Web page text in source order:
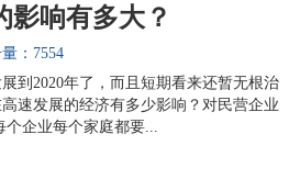
影响有多大？
：7554
到2020年了，而且短期看来还暂无根治
速发展的经济有多少影响？对民营企业
企业每个家庭都要...